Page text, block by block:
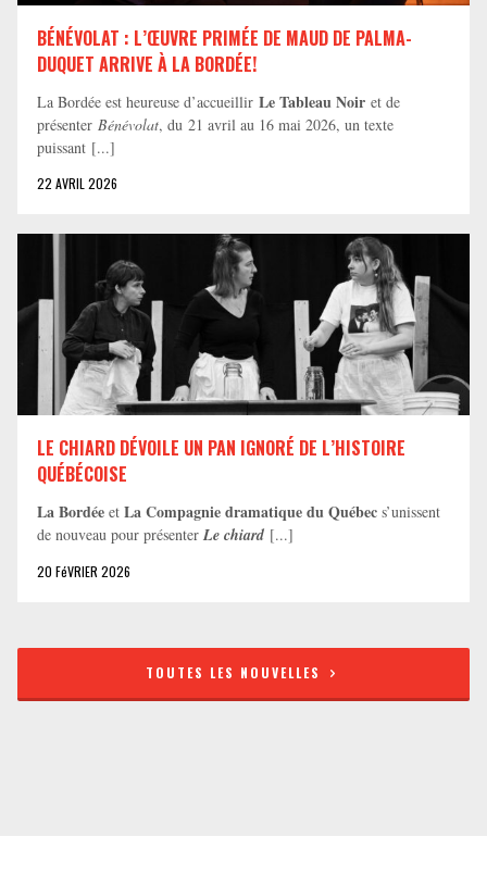
BÉNÉVOLAT : L’ŒUVRE PRIMÉE DE MAUD DE PALMA-
DUQUET ARRIVE À LA BORDÉE!
La Bordée est heureuse d’accueillir Le Tableau Noir et de
présenter Bénévolat, du 21 avril au 16 mai 2026, un texte
puissant [...]
22 AVRIL 2026
LE CHIARD DÉVOILE UN PAN IGNORÉ DE L’HISTOIRE
QUÉBÉCOISE
La Bordée et La Compagnie dramatique du Québec s’unissent
de nouveau pour présenter Le chiard [...]
20 FéVRIER 2026
TOUTES LES NOUVELLES